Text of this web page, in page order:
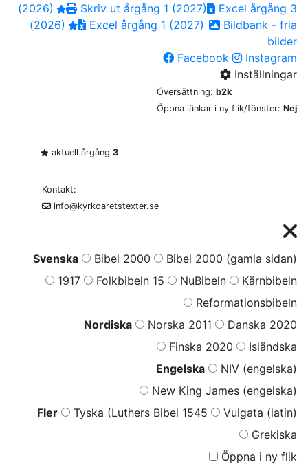
(2026)
Skriv ut årgång 1 (2027)
Excel årgång 3
(2026)
Excel årgång 1 (2027)
Bildbank - fria
bilder
Facebook
Instagram
Inställningar
Översättning: b2k
Öppna länkar i ny flik/fönster: Nej
aktuell årgång 3
Kontakt:
info@kyrkoaretstexter.se
Svenska Bibel 2000
Bibel 2000 (gamla sidan)
1917
Folkbibeln 15 NuBibeln
Kärnbibeln
Reformationsbibeln
Nordiska
Norska 2011
Danska 2020
Finska 2020
Isländska
Engelska
NIV (engelska)
New King James (engelska)
Fler
Tyska (Luthers Bibel 1545
Vulgata (latin)
Grekiska
Öppna i ny flik